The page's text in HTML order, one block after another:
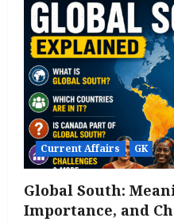
Current Affairs GK
Global South:
Importance, and